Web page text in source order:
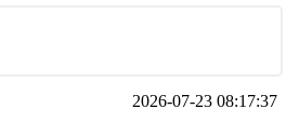
2026-07-23 08:17:37